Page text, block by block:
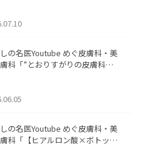
の名医Youtube めぐ皮膚科・美
科「”とおりすがりの皮膚科
の名医Youtube めぐ皮膚科・美
科「【ヒアルロン酸×ボトック